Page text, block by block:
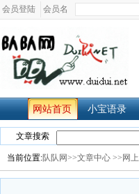
会员登陆 会员名
网站首页 小宝语录
文章搜索
当前位置:队队网>>文章中心 >>网